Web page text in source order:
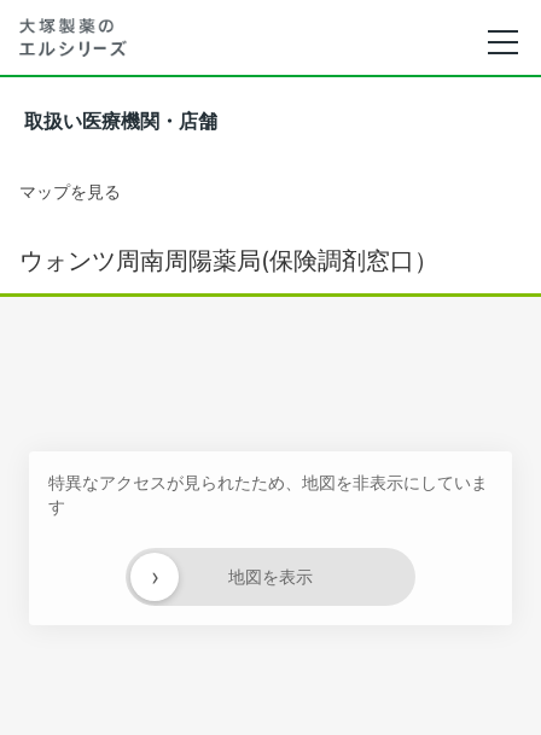
取扱い医療機関・店舗
マップを見る
ウォンツ周南周陽薬局(保険調剤窓口）
特異なアクセスが見られたため、地図を非表示にしていま
す
地図を表示
›